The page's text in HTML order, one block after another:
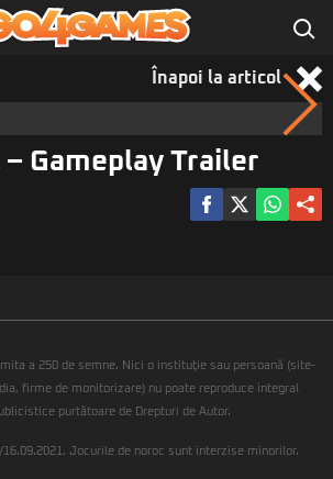
Înapoi la articol
– Gameplay Trailer
a 250 de semne. Nici o instituţie sau persoană (site-
firme de monitorizare) nu poate reproduce integral
purtătoare de Drepturi de Autor.
16.09.2021. Jocurile de noroc sunt interzise minorilor.